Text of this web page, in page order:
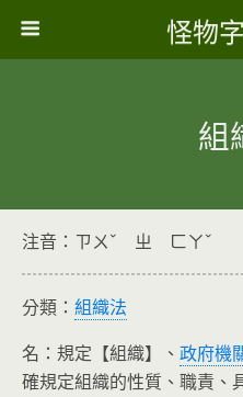
怪物
組
注音：ㄗㄨˇ ㄓ ㄈㄚˇ
分類： 組織法
名：規定【組織】、 政府機
確規定組織的性質、職責、